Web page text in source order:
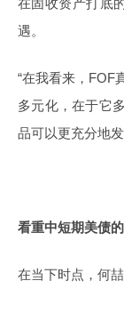
在固收资产打底
遇。
“在我看来，FOF
多元化，在于它
品可以更充分地
看重中短期美债
在当下时点，何